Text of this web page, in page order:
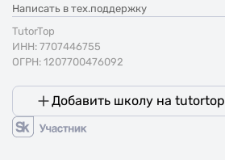
Написать в тех.поддержку
TutorTop
ИНН: 7707446755
ОГРН: 1207700476092
Добавить школу на tutortop